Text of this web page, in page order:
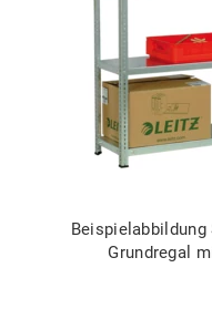
Beispielabbildung
Grundregal